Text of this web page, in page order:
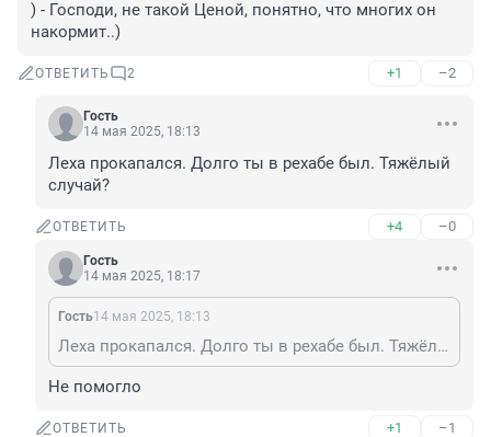
) - Господи, не такой Ценой, понятно, что многих он
накормит..)
ОТВЕТИТЬ 2 +1 –2
Гость
14 мая 2025, 18:13
Леха прокапался. Долго ты в рехабе был. Тяжёлый
случай?
ОТВЕТИТЬ +4 –0
Гость
14 мая 2025, 18:17
Гость14 мая 2025, 18:13
Леха прокапался. Долго ты в рехабе был. Тяжёлый случай?
Не помогло
ОТВЕТИТЬ +1 –1